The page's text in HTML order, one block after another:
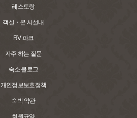
레스토랑
객실・본 시설내
RV 파크
자주 하는 질문
숙소 블로그
개인정보보호정책
숙박 약관
회원규약